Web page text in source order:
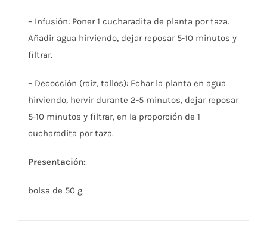
– Infusión: Poner 1 cucharadita de planta por taza.
Añadir agua hirviendo, dejar reposar 5-10 minutos y
filtrar.
– Decocción (raíz, tallos): Echar la planta en agua
hirviendo, hervir durante 2-5 minutos, dejar reposar
5-10 minutos y filtrar, en la proporción de 1
cucharadita por taza.
Presentación:
bolsa de 50 g